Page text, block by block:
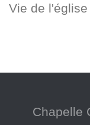
Vie de l'église
Chapelle